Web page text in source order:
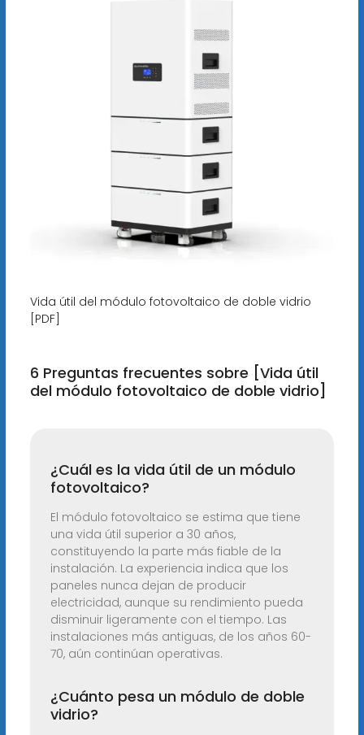
Vida útil del módulo fotovoltaico de doble vidrio
[PDF]
6 Preguntas frecuentes sobre [Vida útil
del módulo fotovoltaico de doble vidrio]
¿Cuál es la vida útil de un módulo
fotovoltaico?
El módulo fotovoltaico se estima que tiene
una vida útil superior a 30 años,
constituyendo la parte más fiable de la
instalación. La experiencia indica que los
paneles nunca dejan de producir
electricidad, aunque su rendimiento pueda
disminuir ligeramente con el tiempo. Las
instalaciones más antiguas, de los años 60-
70, aún continúan operativas.
¿Cuánto pesa un módulo de doble
vidrio?